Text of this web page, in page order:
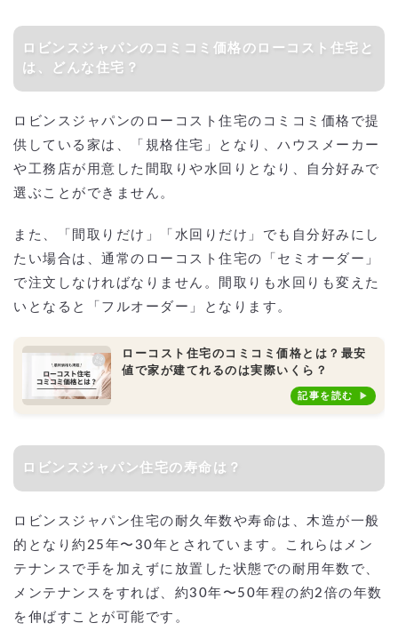
ロビンスジャパンのコミコミ価格のローコスト住宅と
は、どんな住宅？
ロビンスジャパンのローコスト住宅のコミコミ価格で提
供している家は、「規格住宅」となり、ハウスメーカー
や工務店が用意した間取りや水回りとなり、自分好みで
選ぶことができません。
また、「間取りだけ」「水回りだけ」でも自分好みにし
たい場合は、通常のローコスト住宅の「セミオーダー」
で注文しなければなりません。間取りも水回りも変えた
いとなると「フルオーダー」となります。
ローコスト住宅のコミコミ価格とは？最安
値で家が建てれるのは実際いくら？
記事を読む
ロビンスジャパン住宅の寿命は？
ロビンスジャパン住宅の耐久年数や寿命は、木造が一般
的となり約25年〜30年とされています。これらはメン
テナンスで手を加えずに放置した状態での耐用年数で、
メンテナンスをすれば、約30年〜50年程の約2倍の年数
を伸ばすことが可能です。